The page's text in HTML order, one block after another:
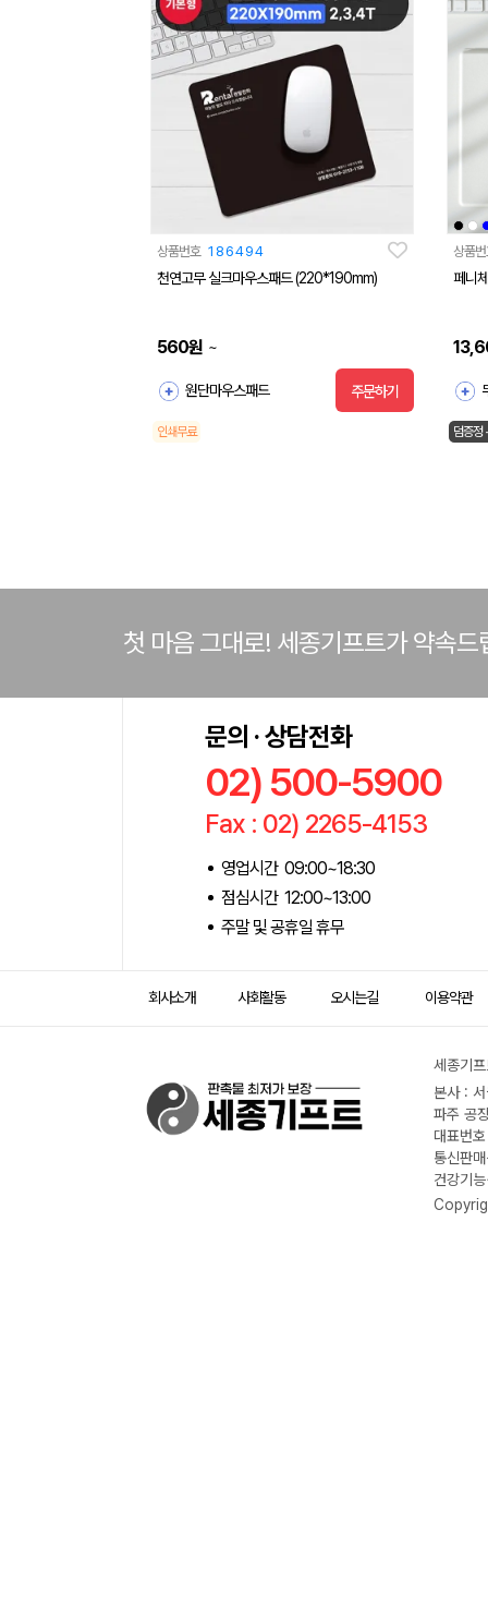
상품번호 186494
천연고무 실크마우스패드 (220*190mm)
560원 ~
원단마우스패드 주문하기
인쇄무료
상품
페니
덤증정
첫 마음 그대로! 세종기프트가 약속드
문의 · 상담전화
02) 500-5900
Fax : 02) 2265-4153
영업시간 09:00~18:30
점심시간 12:00~13:00
주말 및 공휴일 휴무
회사소개 사회활동 오시는길 이용약관
세종기
본사 :
파주 공
대표번
통신판
건강기